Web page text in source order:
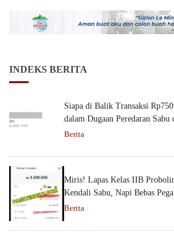
INDEKS BERITA
Siapa di Balik Transaksi
dalam Dugaan Peredaran
Berita
Miris! Lapas Kelas IIB
Kendali Sabu, Napi Bebas
Berita